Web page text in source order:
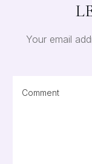
Your email